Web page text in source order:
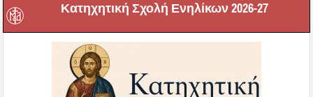
Κατηχητική Σχολή Ενηλίκων 2026-27